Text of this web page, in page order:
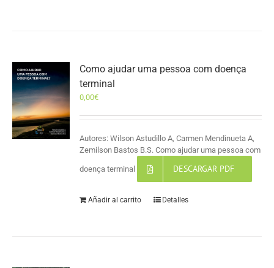
Como ajudar uma pessoa com doença
terminal
0,00€
Autores: Wilson Astudillo A, Carmen Mendinueta A,
Zemilson Bastos B.S. Como ajudar uma pessoa com
doença terminal DESCARGAR PDF
Añadir al carrito Detalles